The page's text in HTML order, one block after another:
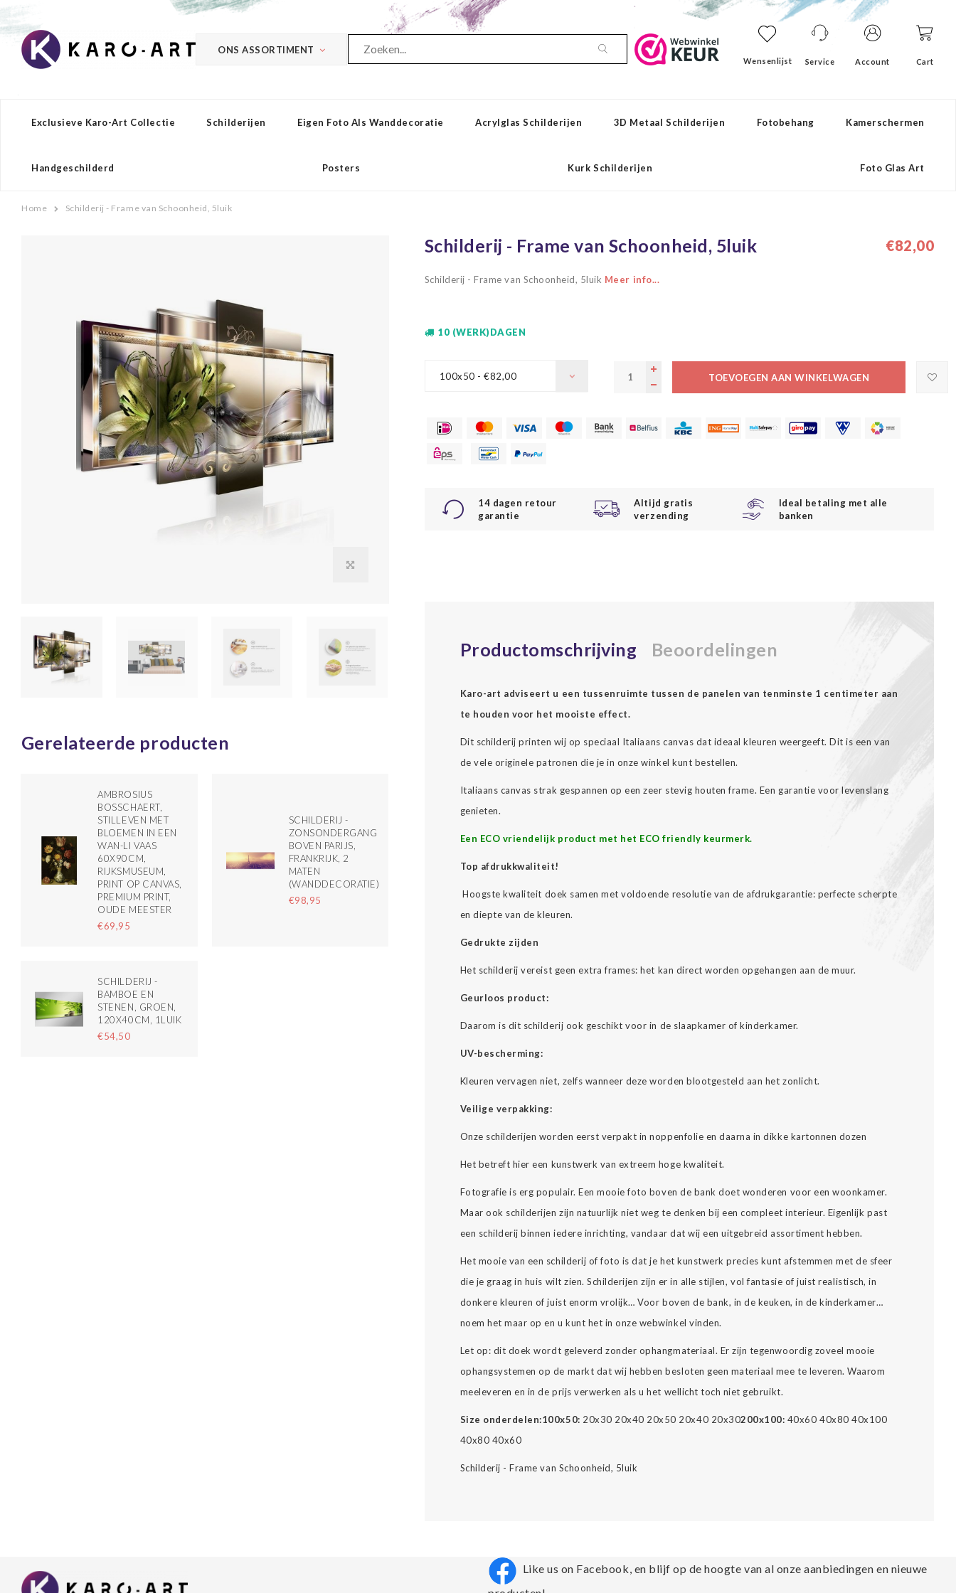
ONS ASSORTIMENT
Wensenlijst Service Account Cart
Exclusieve Karo-Art Collectie Schilderijen Eigen Foto Als Wanddecoratie Acrylglas Schilderijen 3D Metaal Schilderijen Fotobehang Kamerschermen
Handgeschilderd Posters Kurk Schilderijen Foto Glas Art
Home Schilderij - Frame van Schoonheid, 5luik
Gerelateerde producten
AMBROSIUS
BOSSCHAERT,
STILLEVEN MET
BLOEMEN IN EEN
WAN-LI VAAS
60X90CM,
RIJKSMUSEUM,
PRINT OP CANVAS,
PREMIUM PRINT,
OUDE MEESTER
€69,95
SCHILDERIJ -
ZONSONDERGANG
BOVEN PARIJS,
FRANKRIJK, 2
MATEN
(WANDDECORATIE)
€98,95
SCHILDERIJ -
BAMBOE EN
STENEN, GROEN,
120X40CM, 1LUIK
€54,50
Schilderij - Frame van Schoonheid, 5luik €82,00
Schilderij - Frame van Schoonheid, 5luik Meer info...
10 (WERK)DAGEN
100x50 - €82,00 TOEVOEGEN AAN WINKELWAGEN
14 dagen retour
garantie
Altijd gratis
verzending
Ideal betaling met alle
banken
Productomschrijving Beoordelingen
Karo-art adviseert u een tussenruimte tussen de panelen van tenminste 1 centimeter aan
te houden voor het mooiste effect.
Dit schilderij printen wij op speciaal Italiaans canvas dat ideaal kleuren weergeeft. Dit is een van
de vele originele patronen die je in onze winkel kunt bestellen.
Italiaans canvas strak gespannen op een zeer stevig houten frame. Een garantie voor levenslang
genieten.
Een ECO vriendelijk product met het ECO friendly keurmerk.
Top afdrukkwaliteit!
Hoogste kwaliteit doek samen met voldoende resolutie van de afdrukgarantie: perfecte scherpte
en diepte van de kleuren.
Gedrukte zijden
Het schilderij vereist geen extra frames: het kan direct worden opgehangen aan de muur.
Geurloos product:
Daarom is dit schilderij ook geschikt voor in de slaapkamer of kinderkamer.
UV-bescherming:
Kleuren vervagen niet, zelfs wanneer deze worden blootgesteld aan het zonlicht.
Veilige verpakking:
Onze schilderijen worden eerst verpakt in noppenfolie en daarna in dikke kartonnen dozen
Het betreft hier een kunstwerk van extreem hoge kwaliteit.
Fotografie is erg populair. Een mooie foto boven de bank doet wonderen voor een woonkamer.
Maar ook schilderijen zijn natuurlijk niet weg te denken bij een compleet interieur. Eigenlijk past
een schilderij binnen iedere inrichting, vandaar dat wij een uitgebreid assortiment hebben.
Het mooie van een schilderij of foto is dat je het kunstwerk precies kunt afstemmen met de sfeer
die je graag in huis wilt zien. Schilderijen zijn er in alle stijlen, vol fantasie of juist realistisch, in
donkere kleuren of juist enorm vrolijk… Voor boven de bank, in de keuken, in de kinderkamer…
noem het maar op en u kunt het in onze webwinkel vinden.
Let op: dit doek wordt geleverd zonder ophangmateriaal. Er zijn tegenwoordig zoveel mooie
ophangsystemen op de markt dat wij hebben besloten geen materiaal mee te leveren. Waarom
meeleveren en in de prijs verwerken als u het wellicht toch niet gebruikt.
Size onderdelen:100x50: 20x30 20x40 20x50 20x40 20x30200x100: 40x60 40x80 40x100
40x80 40x60
Schilderij - Frame van Schoonheid, 5luik
Like us on Facebook, en blijf op de hoogte van al onze aanbiedingen en nieuwe